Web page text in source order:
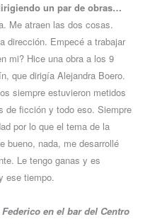
un par de obras…
Me atraen las dos cosas.
dirección. Empecé a trabajar
mi? Hice una obra a los 9
que dirigía Alejandra Boero.
siempre estuvieron metidos
de ficción y todo eso. Siempre
por lo que el tema de la
bueno, nada, me desarrollé
Le tengo ganas y es
ese tiempo.
en el bar del Centro